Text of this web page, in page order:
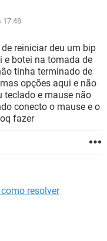
17:48
reiniciar deu um bip
e botei na tomada de
tinha terminado de
opções aqui e não
teclado e mause não
conecto o mause e o
fazer
resolver